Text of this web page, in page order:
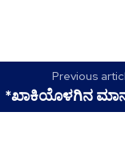
Previous
*ಖಾಕಿಯೊಳಗಿನ